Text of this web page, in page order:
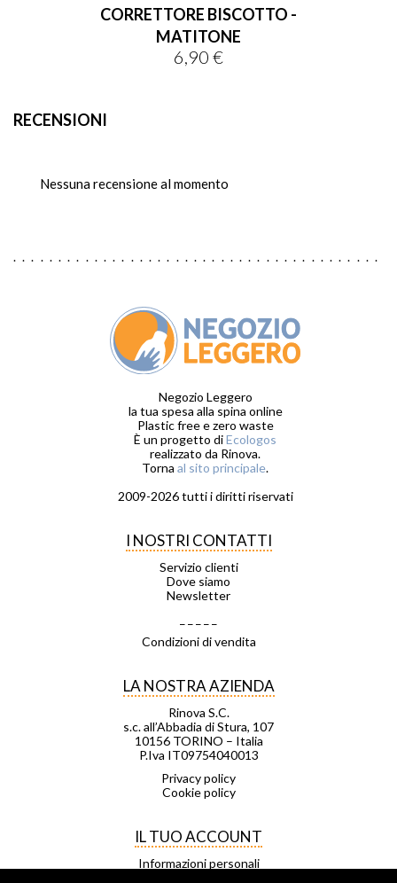
CORRETTORE BISCOTTO -
MATITONE
Prezzo
6,90 €
RECENSIONI
Nessuna recensione al momento
Negozio Leggero
la tua spesa alla spina online
Plastic free e zero waste
È un progetto diEcologos
realizzato da Rinova.
Torna al sito principale.
2009-2026 tutti i diritti riservati
I NOSTRI CONTATTI
Servizio clienti
Dove siamo
Newsletter
Condizioni di vendita
LA NOSTRA AZIENDA
Rinova S.C.
s.c. all’Abbadia di Stura, 107
10156 TORINO – Italia
P.Iva IT09754040013
Privacy policy
Cookie policy
IL TUO ACCOUNT
Informazioni personali